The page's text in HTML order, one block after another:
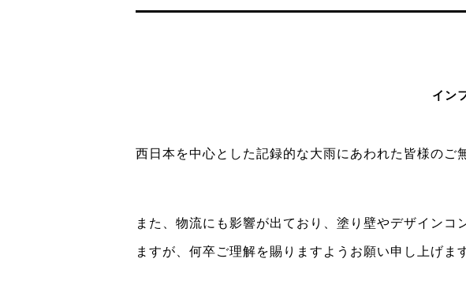
イン
西日本を中心とした記録的な大雨にあわれた皆様のご
また、物流にも影響が出ており、塗り壁やデザイン
ますが、何卒ご理解を賜りますようお願い申し上げま